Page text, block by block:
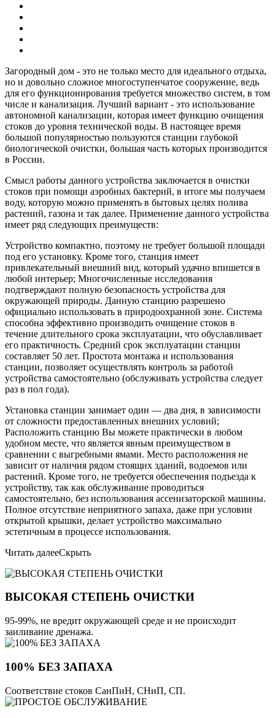
Загородный дом - это не только место для идеального отдыха,
но и довольно сложное многоступенчатое сооружение, ведь
для его функционирования требуется множество систем, в том
числе и канализация. Лучший вариант - это использование
автономной канализации, которая имеет функцию очищения
стоков до уровня технической воды. В настоящее время
большой популярностью пользуются станции глубокой
биологической очистки, большая часть которых производится
в России.
Смысл работы данного устройства заключается в очистки
стоков при помощи аэробных бактерий, в итоге мы получаем
воду, которую можно применять в бытовых целях полива
растений, газона и так далее. Применение данного устройства
имеет ряд следующих преимуществ:
Устройство компактно, поэтому не требует большой площади
под его установку. Кроме того, станция имеет
привлекательный внешний вид, который удачно впишется в
любой интерьер; Многочисленные исследования
подтверждают полную безопасность устройства для
окружающей природы. Данную станцию разрешено
официально использовать в природоохранной зоне. Система
способна эффективно производить очищение стоков в
течение длительного срока эксплуатации, что обуславливает
его практичность. Средний срок эксплуатации станции
составляет 50 лет. Простота монтажа и использования
станции, позволяет осуществлять контроль за работой
устройства самостоятельно (обслуживать устройства следует
раз в пол года).
Установка станции занимает один — два дня, в зависимости
от сложности предоставленных внешних условий;
Расположить станцию Вы можете практически в любом
удобном месте, что является явным преимуществом в
сравнении с выгребными ямами. Место расположения не
зависит от наличия рядом стоящих зданий, водоемов или
растений. Кроме того, не требуется обеспечения подъезда к
устройству, так как обслуживание проводиться
самостоятельно, без использования ассенизаторской машины.
Полное отсутствие неприятного запаха, даже при условии
открытой крышки, делает устройство максимально
эстетичным в процессе использования.
Читать далееСкрыть
ВЫСОКАЯ СТЕПЕНЬ ОЧИСТКИ
95-99%, не вредит окружающей среде и не происходит
заиливание дренажа.
100% БЕЗ ЗАПАХА
Соответствие стоков СанПиН, СНиП, СП.